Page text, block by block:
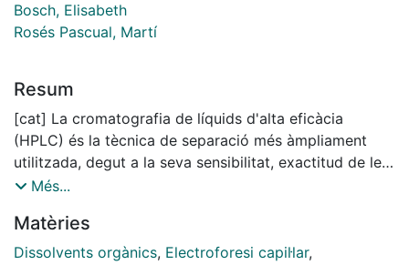
Bosch, Elisabeth
Rosés Pascual, Martí
Resum
[cat] La cromatografia de líquids d'alta eficàcia
(HPLC) és la tècnica de separació més àmpliament
utilitzada, degut a la seva sensibilitat, exactitud de les
determinacions quantitatives i aplicabilitat a anàlits no
L'electroforesi capil·lar juga un paper fonamental en
bioquímica. Aquesta tècnica permet obtenir anàlisis
Més...
Matèries
Dissolvents orgànics, Electroforesi capil·lar,